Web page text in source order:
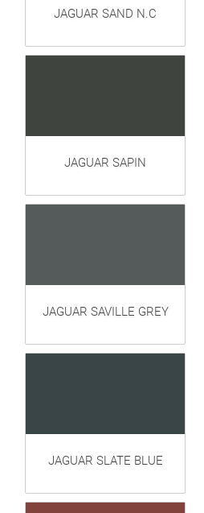
JAGUAR SAND N.C
JAGUAR SAPIN
JAGUAR SAVILLE GREY
JAGUAR SLATE BLUE